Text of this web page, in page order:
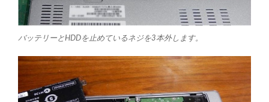
バッテリーとHDDを止めているネジを3本外します。